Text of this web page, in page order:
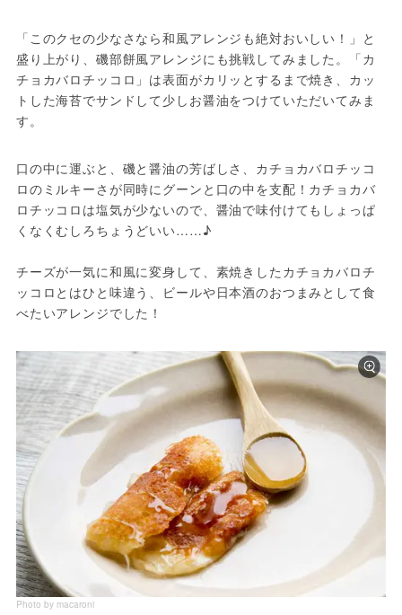
「このクセの少なさなら和風アレンジも絶対おいしい！」と
盛り上がり、磯部餅風アレンジにも挑戦してみました。「カ
チョカバロチッコロ」は表面がカリッとするまで焼き、カッ
トした海苔でサンドして少しお醤油をつけていただいてみま
す。
口の中に運ぶと、磯と醤油の芳ばしさ、カチョカバロチッコ
ロのミルキーさが同時にグーンと口の中を支配！カチョカバ
ロチッコロは塩気が少ないので、醤油で味付けてもしょっぱ
くなくむしろちょうどいい……♪
チーズが一気に和風に変身して、素焼きしたカチョカバロチ
ッコロとはひと味違う、ビールや日本酒のおつまみとして食
べたいアレンジでした！
Photo by macaroni